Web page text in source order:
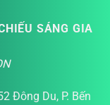
SÁNG GIA
Đông Du, P. Bến